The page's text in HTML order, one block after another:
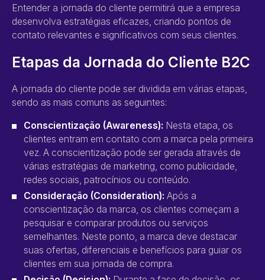
Entender a jornada do cliente permitirá que a empresa
desenvolva estratégias eficazes, criando pontos de
contato relevantes e significativos com seus clientes.
Etapas da Jornada do Cliente B2C
A jornada do cliente pode ser dividida em várias etapas,
sendo as mais comuns as seguintes:
Conscientização (Awareness): Nesta etapa, os
clientes entram em contato com a marca pela primeira
vez. A conscientização pode ser gerada através de
várias estratégias de marketing, como publicidade,
redes sociais, patrocínios ou conteúdo.
Consideração (Consideration): Após a
conscientização da marca, os clientes começam a
pesquisar e comparar produtos ou serviços
semelhantes. Neste ponto, a marca deve destacar
suas ofertas, diferenciais e benefícios para guiar os
clientes em sua jornada de compra.